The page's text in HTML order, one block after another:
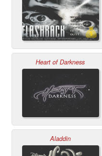
Heart of Darkness
Aladdin